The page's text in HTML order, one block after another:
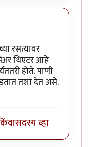
रसत्यावर
थिएटर आहे
होते. पाणी
तशा देत असे.
सदस्य व्हा